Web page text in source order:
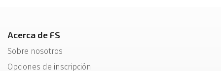
Acerca de FS
Sobre nosotros
Opciones de inscripción